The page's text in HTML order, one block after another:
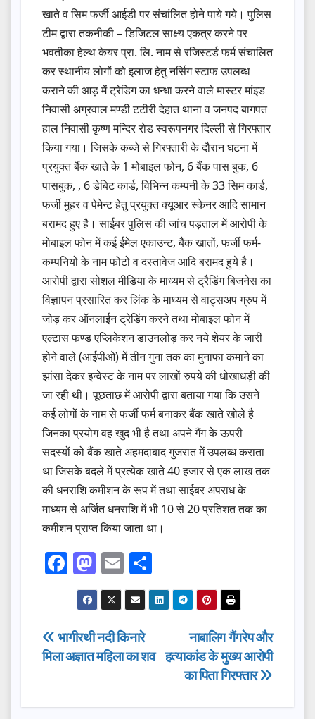
खाते व सिम फर्जी आईडी पर संचांलित होने पाये गये। पुलिस
टीम द्वारा तकनीकी – डिजिटल साक्ष्य एकत्र करने पर
भवतीका हेल्थ केयर प्रा. लि. नाम से रजिस्टर्ड फर्म संचालित
कर स्थानीय लोगों को इलाज हेतु नर्सिग स्टाफ उपलब्ध
कराने की आड़ में ट्रेडिग का धन्धा करने वाले मास्टर मांइड
निवासी अग्रवाल मण्डी टटीरी देहात थाना व जनपद बागपत
हाल निवासी कृष्ण मन्दिर रोड स्वरूपनगर दिल्ली से गिरफ्तार
किया गया। जिसके कब्जे से गिरफ्तारी के दौरान घटना में
प्रयुक्त बैंक खाते के 1 मोबाइल फोन, 6 बैंक पास बुक, 6
पासबुक, , 6 डेबिट कार्ड, विभिन्न कम्पनी के 33 सिम कार्ड,
फर्जी मुहर व पेमेन्ट हेतु प्रयुक्त क्यूआर स्केनर आदि सामान
बरामद हुए है। साईबर पुलिस की जांच पड़ताल में आरोपी के
मोबाइल फोन में कई ईमेल एकाउन्ट, बैंक खातों, फर्जी फर्म-
कम्पनियों के नाम फोटो व दस्तावेज आदि बरामद हुये है।
आरोपी द्वारा सोशल मीडिया के माध्यम से ट्रैडिंग बिजनेस का
विज्ञापन प्रसारित कर लिंक के माध्यम से वाट्सअप ग्रुप में
जोड़ कर ऑनलाईन ट्रेडिंग करने तथा मोबाइल फोन में
एल्टास फण्ड एप्लिकेशन डाउनलोड़ कर नये शेयर के जारी
होने वाले (आईपीओ) में तीन गुना तक का मुनाफा कमाने का
झांसा देकर इन्वेस्ट के नाम पर लाखों रुपये की धोखाधड़ी की
जा रही थी। पूछताछ में आरोपी द्वारा बताया गया कि उसने
कई लोगों के नाम से फर्जी फर्म बनाकर बैंक खाते खोले है
जिनका प्रयोग वह खुद भी है तथा अपने गैंग के ऊपरी
सदस्यों को बैंक खाते अहमदाबाद गुजरात में उपलब्ध कराता
था जिसके बदले में प्रत्येक खाते 40 हजार से एक लाख तक
की धनराशि कमीशन के रूप में तथा साईबर अपराध के
माध्यम से अर्जित धनराशि में भी 10 से 20 प्रतिशत तक का
कमीशन प्राप्त किया जाता था।
F
a
c
e
b
M
a
st
o
d
E
m
ail
h
ar
Post
navigation
नाबालिग गैंगरेप और
हत्याकांड के मुख्य आरोपी
का पिता गिरफ्तार
भागीरथी नदी किनारे
मिला अज्ञात महिला का शव